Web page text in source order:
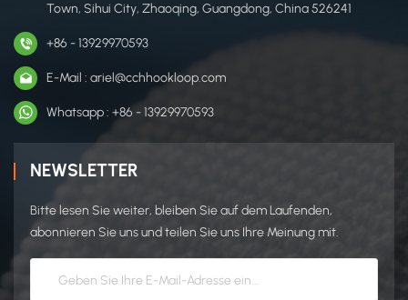
Town, Sihui City, Zhaoqing, Guangdong, China 526241
+86 - 13929970593
E-Mail : ariel@cchhookloop.com
Whatsapp : +86 - 13929970593
NEWSLETTER
Bitte lesen Sie weiter, bleiben Sie auf dem Laufenden,
abonnieren Sie uns und teilen Sie uns Ihre Meinung mit.